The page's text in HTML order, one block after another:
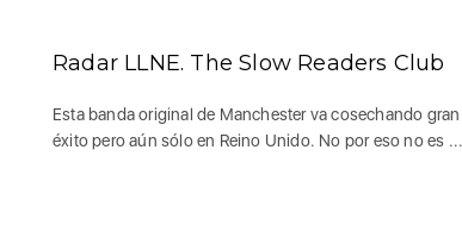
Radar LLNE. The Slow Readers Club
Esta banda original de Manchester va cosechando gran
éxito pero aún sólo en Reino Unido. No por eso no es ...